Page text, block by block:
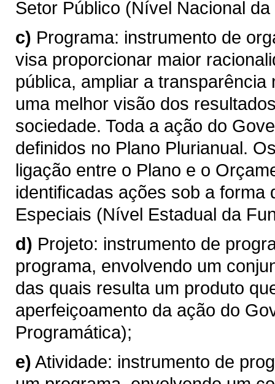
Setor Público (Nível Nacional
c) Programa: instrumento de
visa proporcionar maior
pública, ampliar a
uma melhor visão dos
sociedade. Toda a ação do
definidos no Plano Plurianual.
ligação entre o Plano e o
identificadas ações sob a forma
Especiais (Nível Estadual da
d) Projeto: instrumento de
programa, envolvendo um
das quais resulta um produto
aperfeiçoamento da ação do
Programática);
e) Atividade: instrumento de